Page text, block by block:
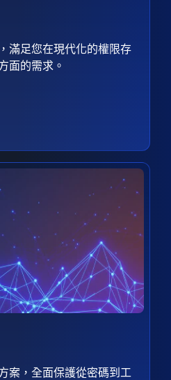
滿足您在現代化的權限存
面的需求。
案，全面保護從密碼到工